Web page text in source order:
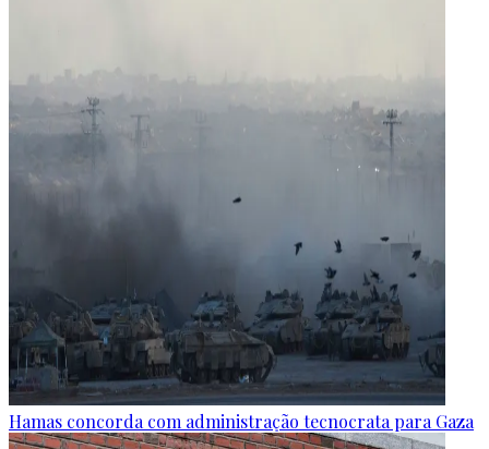
Hamas concorda com administração tecnocrata para Gaza